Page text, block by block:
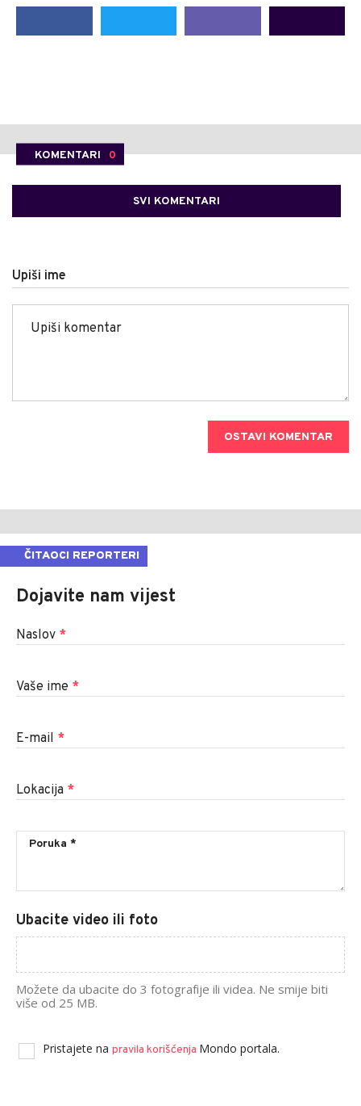
KOMENTARI 0
SVI KOMENTARI
Upiši ime
OSTAVI KOMENTAR
ČITAOCI REPORTERI
Dojavite nam vijest
Naslov *
Vaše ime *
E-mail *
Lokacija *
Ubacite video ili foto
Možete da ubacite do 3 fotografije ili videa. Ne smije biti
više od 25 MB.
Pristajete na pravila korišćenja Mondo portala.